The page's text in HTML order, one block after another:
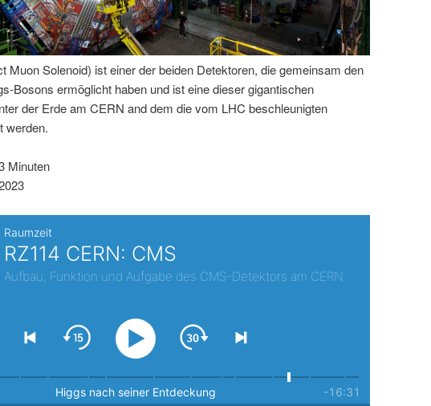
Muon Solenoid) ist einer der beiden Detektoren, die gemeinsam den
Bosons ermöglicht haben und ist eine dieser gigantischen
der Erde am CERN and dem die vom LHC beschleunigten
werden.
Minuten